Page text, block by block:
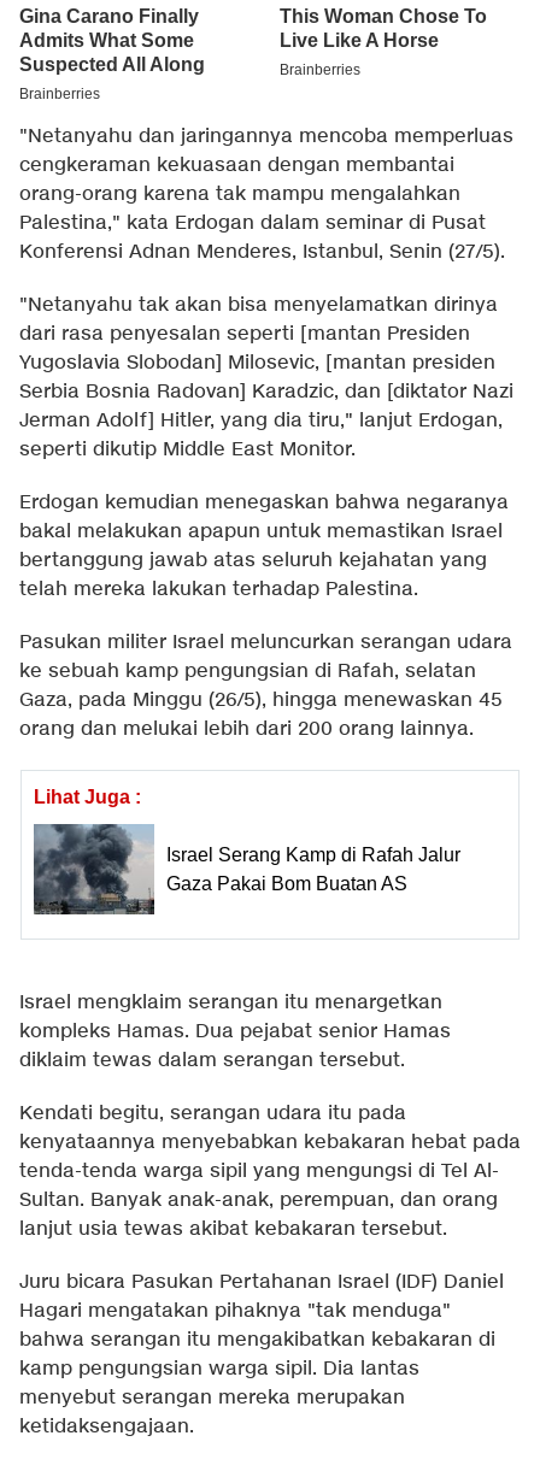
"Netanyahu dan jaringannya mencoba memperluas
cengkeraman kekuasaan dengan membantai
orang-orang karena tak mampu mengalahkan
Palestina," kata Erdogan dalam seminar di Pusat
Konferensi Adnan Menderes, Istanbul, Senin (27/5).
"Netanyahu tak akan bisa menyelamatkan dirinya
dari rasa penyesalan seperti [mantan Presiden
Yugoslavia Slobodan] Milosevic, [mantan presiden
Serbia Bosnia Radovan] Karadzic, dan [diktator Nazi
Jerman Adolf] Hitler, yang dia tiru," lanjut Erdogan,
seperti dikutip Middle East Monitor.
Erdogan kemudian menegaskan bahwa negaranya
bakal melakukan apapun untuk memastikan Israel
bertanggung jawab atas seluruh kejahatan yang
telah mereka lakukan terhadap Palestina.
Pasukan militer Israel meluncurkan serangan udara
ke sebuah kamp pengungsian di Rafah, selatan
Gaza, pada Minggu (26/5), hingga menewaskan 45
orang dan melukai lebih dari 200 orang lainnya.
Lihat Juga :
Israel Serang Kamp di Rafah Jalur
Gaza Pakai Bom Buatan AS
Israel mengklaim serangan itu menargetkan
kompleks Hamas. Dua pejabat senior Hamas
diklaim tewas dalam serangan tersebut.
Kendati begitu, serangan udara itu pada
kenyataannya menyebabkan kebakaran hebat pada
tenda-tenda warga sipil yang mengungsi di Tel Al-
Sultan. Banyak anak-anak, perempuan, dan orang
lanjut usia tewas akibat kebakaran tersebut.
Juru bicara Pasukan Pertahanan Israel (IDF) Daniel
Hagari mengatakan pihaknya "tak menduga"
bahwa serangan itu mengakibatkan kebakaran di
kamp pengungsian warga sipil. Dia lantas
menyebut serangan mereka merupakan
ketidaksengajaan.